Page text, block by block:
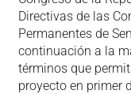
Directivas de las
Permanentes de
continuación a la
términos que
proyecto en primer